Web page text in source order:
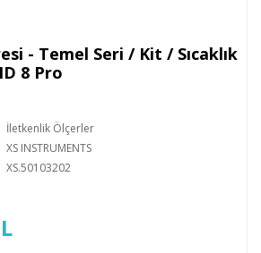
- Temel Seri / Kit / Sıcaklık
8 Pro
İletkenlik Ölçerler
XS INSTRUMENTS
XS.50103202